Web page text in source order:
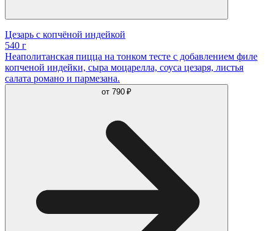
Цезарь с копчёной индейкой
540 г
Неаполитанская пицца на тонком тесте с добавлением филе
копченой индейки, сыра моцарелла, соуса цезаря, листья
салата романо и пармезана.
от 790 ₽